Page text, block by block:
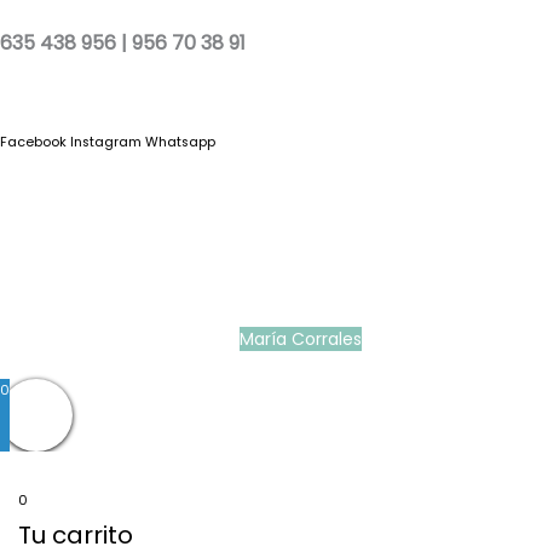
635 438 956 | 956 70 38 91
Facebook Instagram Whatsapp
María Corrales
0
0
Tu carrito